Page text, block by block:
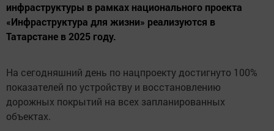
инфраструктуры в рамках национального проекта
«Инфраструктура для жизни» реализуются в
Татарстане в 2025 году.
На сегодняшний день по нацпроекту достигнуто 100%
показателей по устройству и восстановлению
дорожных покрытий на всех запланированных
объектах.